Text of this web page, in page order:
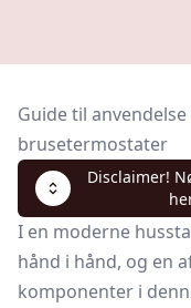
Guide til
brusetermostater
Disclaimer!
I en moderne
hånd i hånd, og en
komponenter i